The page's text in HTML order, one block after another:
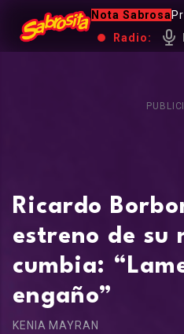
Nota Sabrosa
Radio:
Ricardo
estreno de su
cumbia:
engaño”
KENIA MAYRAN